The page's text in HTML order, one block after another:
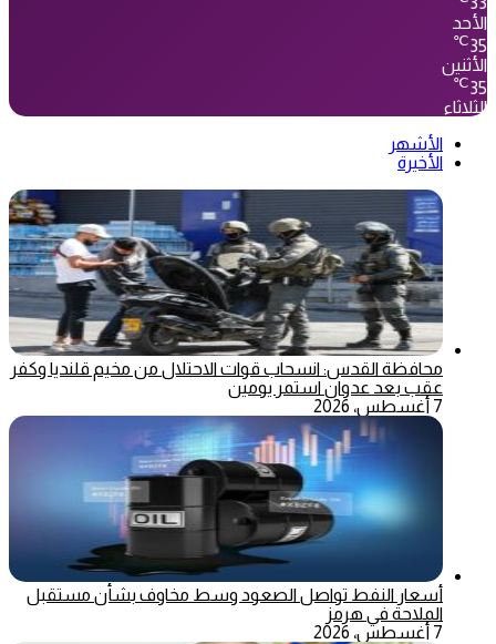
الأحد
35
℃
الأثنين
35
℃
الثلاثاء
الأشهر
الأخيرة
محافظة القدس: انسحاب قوات الاحتلال من مخيم قلنديا وكفر
عقب بعد عدوان استمر يومين
7 أغسطس، 2026
أسعار النفط تواصل الصعود وسط مخاوف بشأن مستقبل
الملاحة في هرمز
7 أغسطس، 2026